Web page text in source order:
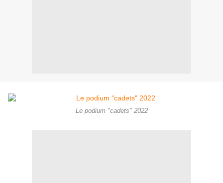
Le podium "cadets" 2022